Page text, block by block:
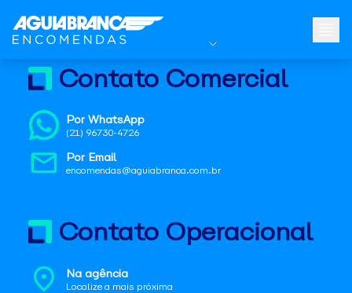
Contato Comercial
Por WhatsApp
(21) 96730-4726
Por Email
encomendas@aguiabranca.com.br
Contato Operacional
Na agência
Localize a mais próxima